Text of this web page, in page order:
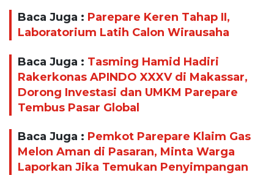
Baca Juga : Parepare Keren Tahap II,
Laboratorium Latih Calon Wirausaha
Baca Juga : Tasming Hamid Hadiri
Rakerkonas APINDO XXXV di Makassar,
Dorong Investasi dan UMKM Parepare
Tembus Pasar Global
Baca Juga : Pemkot Parepare Klaim Gas
Melon Aman di Pasaran, Minta Warga
Laporkan Jika Temukan Penyimpangan